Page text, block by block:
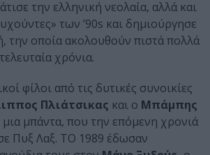
την ελληνική νεολαία, αλλά και
των ’90s και δημιούργησε
την οποία ακολουθούν πιστά πολλά
χρόνια.
φίλοι από τις δυτικές συνοικίες
Πλιάτσικας και ο Μπάμπης
μια μπάντα, που την επόμενη χρονιά
Πυξ Λαξ. ΤΟ 1989 έδωσαν